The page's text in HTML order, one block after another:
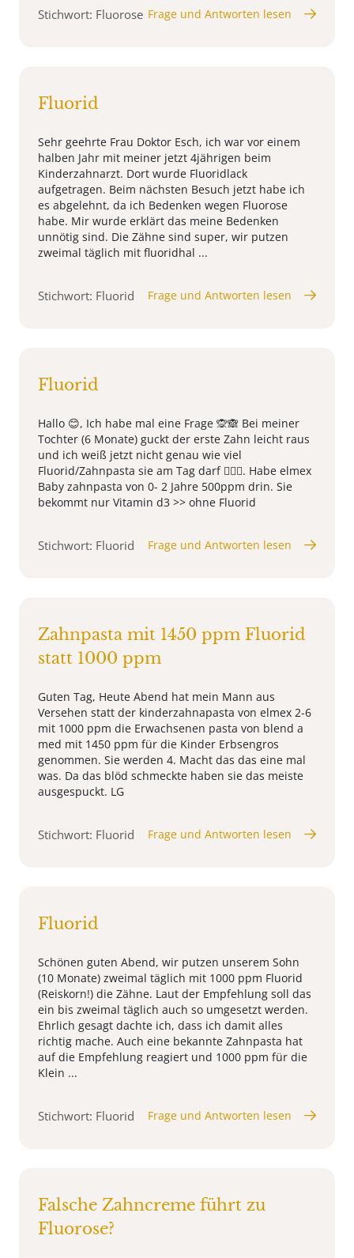
Stichwort: Fluorose Frage und Antworten lesen
Fluorid
Sehr geehrte Frau Doktor Esch, ich war vor einem
halben Jahr mit meiner jetzt 4jährigen beim
Kinderzahnarzt. Dort wurde Fluoridlack
aufgetragen. Beim nächsten Besuch jetzt habe ich
es abgelehnt, da ich Bedenken wegen Fluorose
habe. Mir wurde erklärt das meine Bedenken
unnötig sind. Die Zähne sind super, wir putzen
zweimal täglich mit fluoridhal ...
Stichwort: Fluorid Frage und Antworten lesen
Fluorid
Hallo 😊, Ich habe mal eine Frage 🙊🙈 Bei meiner
Tochter (6 Monate) guckt der erste Zahn leicht raus
und ich weiß jetzt nicht genau wie viel
Fluorid/Zahnpasta sie am Tag darf 🤷🏼‍♀️. Habe elmex
Baby zahnpasta von 0- 2 Jahre 500ppm drin. Sie
bekommt nur Vitamin d3 >> ohne Fluorid
Stichwort: Fluorid Frage und Antworten lesen
Zahnpasta mit 1450 ppm Fluorid
statt 1000 ppm
Guten Tag, Heute Abend hat mein Mann aus
Versehen statt der kinderzahnapasta von elmex 2-6
mit 1000 ppm die Erwachsenen pasta von blend a
med mit 1450 ppm für die Kinder Erbsengros
genommen. Sie werden 4. Macht das das eine mal
was. Da das blöd schmeckte haben sie das meiste
ausgespuckt. LG
Stichwort: Fluorid Frage und Antworten lesen
Fluorid
Schönen guten Abend, wir putzen unserem Sohn
(10 Monate) zweimal täglich mit 1000 ppm Fluorid
(Reiskorn!) die Zähne. Laut der Empfehlung soll das
ein bis zweimal täglich auch so umgesetzt werden.
Ehrlich gesagt dachte ich, dass ich damit alles
richtig mache. Auch eine bekannte Zahnpasta hat
auf die Empfehlung reagiert und 1000 ppm für die
Klein ...
Stichwort: Fluorid Frage und Antworten lesen
Falsche Zahncreme führt zu
Fluorose?